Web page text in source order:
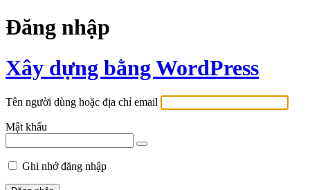
Đăng nhập
Xây dựng bằng WordPress
Tên người dùng hoặc địa chỉ email
Mật khẩu
Ghi nhớ đăng nhập